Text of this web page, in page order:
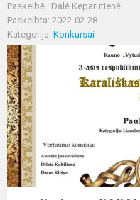
Paskelbė : Dalė Keparutienė
Paskelbta: 2022-02-28
Kategorija: Konkursai